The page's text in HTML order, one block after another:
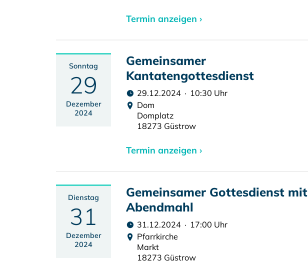
Termin anzeigen ›
Sonntag
29
Dezember
2024
Gemeinsamer
Kantatengottesdienst
29.12.2024 · 10:30 Uhr
Dom
Domplatz
18273 Güstrow
Termin anzeigen ›
Dienstag
31
Dezember
2024
Gemeinsamer Gottesdienst mit
Abendmahl
31.12.2024 · 17:00 Uhr
Pfarrkirche
Markt
18273 Güstrow